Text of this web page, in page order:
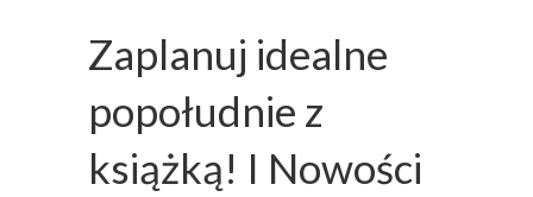
Zaplanuj idealne
popołudnie z
książką! I Nowości